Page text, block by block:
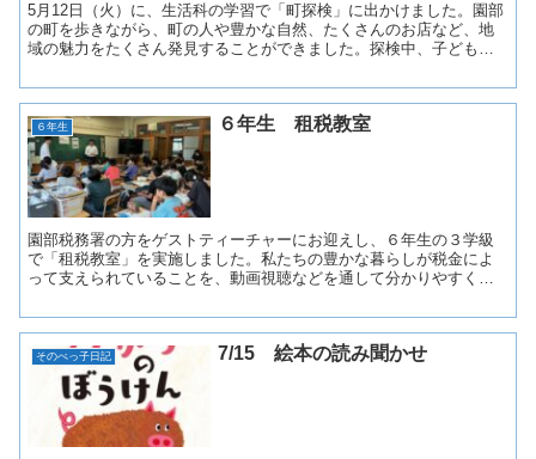
5月12日（火）に、生活科の学習で「町探検」に出かけました。園部
の町を歩きながら、町の人や豊かな自然、たくさんのお店など、地
域の魅力をたくさん発見することができました。探検中、子どもた
６年生 ６年生 租税教室
園部税務署の方をゲストティーチャーにお迎えし、６年生の３学級
で「租税教室」を実施しました。私たちの豊かな暮らしが税金によ
って支えられていることを、動画視聴などを通して分かりやすく教
そのべっ子日記 7/15 絵本の読み聞かせ